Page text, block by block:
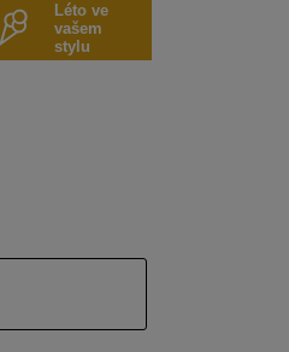
Léto ve
vašem
stylu